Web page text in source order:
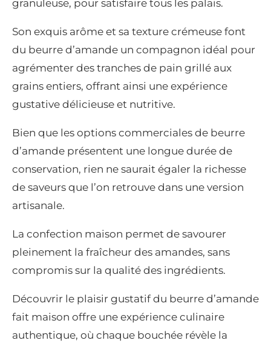
granuleuse, pour satisfaire tous les palais.
Son exquis arôme et sa texture crémeuse font
du beurre d’amande un compagnon idéal pour
agrémenter des tranches de pain grillé aux
grains entiers, offrant ainsi une expérience
gustative délicieuse et nutritive.
Bien que les options commerciales de beurre
d’amande présentent une longue durée de
conservation, rien ne saurait égaler la richesse
de saveurs que l’on retrouve dans une version
artisanale.
La confection maison permet de savourer
pleinement la fraîcheur des amandes, sans
compromis sur la qualité des ingrédients.
Découvrir le plaisir gustatif du beurre d’amande
fait maison offre une expérience culinaire
authentique, où chaque bouchée révèle la